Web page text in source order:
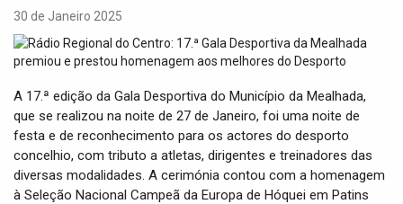
30 de Janeiro 2025
A 17.ª edição da Gala Desportiva do Município da Mealhada,
que se realizou na noite de 27 de Janeiro, foi uma noite de
festa e de reconhecimento para os actores do desporto
concelhio, com tributo a atletas, dirigentes e treinadores das
diversas modalidades. A cerimónia contou com a homenagem
à Seleção Nacional Campeã da Europa de Hóquei em Patins